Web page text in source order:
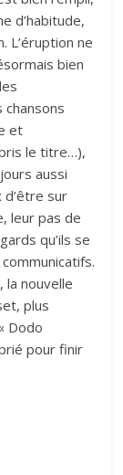
d’habitude,
L’éruption ne
bien
et
le titre…),
aussi
sur
leur pas de
qu’ils se
la nouvelle
plus
Dodo
pour finir